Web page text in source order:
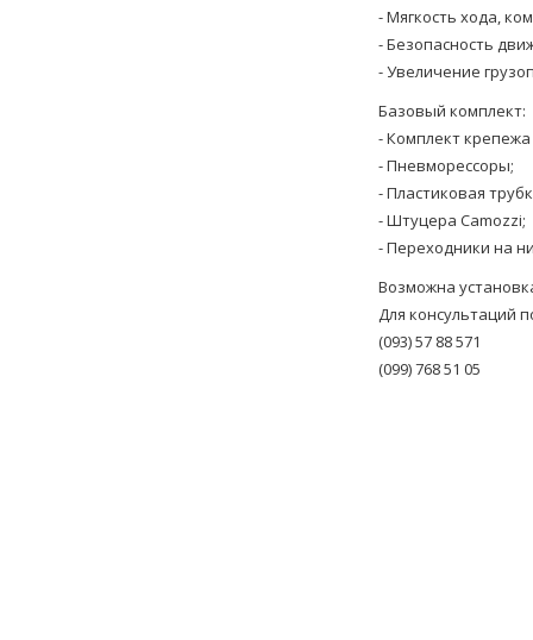
- Мягкость хода,
- Безопасность
- Увеличение
Базовый комплект:
- Комплект
- Пневморессоры;
- Пластиковая
- Штуцера Camozzi;
- Переходники на
Возможна
Для консультаций
(093) 57 88 571
(099) 768 51 05